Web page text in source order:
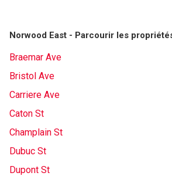
Norwood East - Parcourir les
Braemar Ave
Bristol Ave
Carriere Ave
Caton St
Champlain St
Dubuc St
Dupont St